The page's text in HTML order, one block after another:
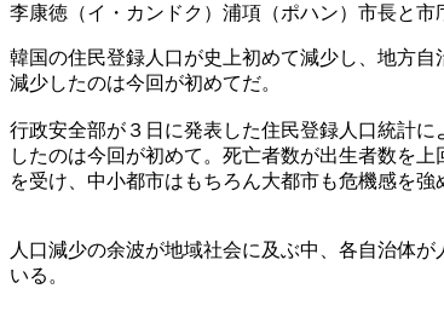
李康徳（イ・カンドク）浦項（ポハン）市長と
韓国の住民登録人口が史上初めて減少し、地方
減少したのは今回が初めてだ。
行政安全部が３日に発表した住民登録人口統計
したのは今回が初めて。死亡者数が出生者数を
を受け、中小都市はもちろん大都市も危機感を強
人口減少の余波が地域社会に及ぶ中、各自治体
いる。